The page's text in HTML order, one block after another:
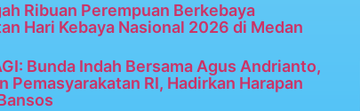
Ribuan Perempuan Berkebaya
Hari Kebaya Nasional 2026 di Medan
Bunda Indah Bersama Agus Andrianto,
Pemasyarakatan RI, Hadirkan Harapan